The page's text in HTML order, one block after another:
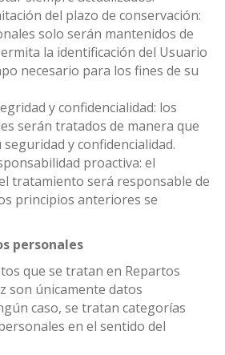
del plazo de conservación:
solo serán mantenidos de
la identificación del Usuario
necesario para los fines de su
y confidencialidad: los
serán tratados de manera que
y confidencialidad.
proactiva: el
tratamiento será responsable de
principios anteriores se
personales
que se tratan en Repartos
son únicamente datos
caso, se tratan categorías
en el sentido del